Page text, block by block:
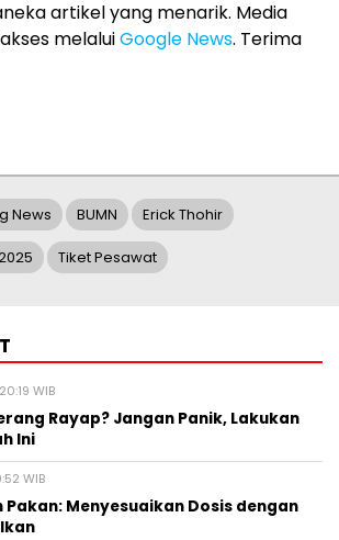
artikel yang menarik. Media
melaluiGoogle News. Terima
News BUMN Erick Thohir
Tiket Pesawat
WIB
Rayap? Jangan Panik, Lakukan
Ini
WIB
Pakan: Menyesuaikan Dosis dengan